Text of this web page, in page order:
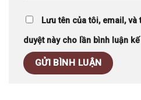
Lưu tên của tôi, email,
duyệt này cho lần bình luận